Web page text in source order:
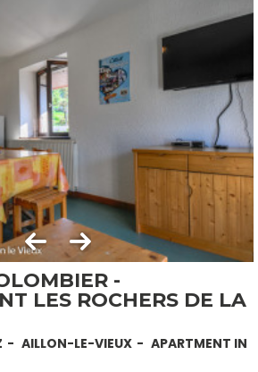
-
LES ROCHERS DE LA
AILLON-LE-VIEUX
APARTMENT IN